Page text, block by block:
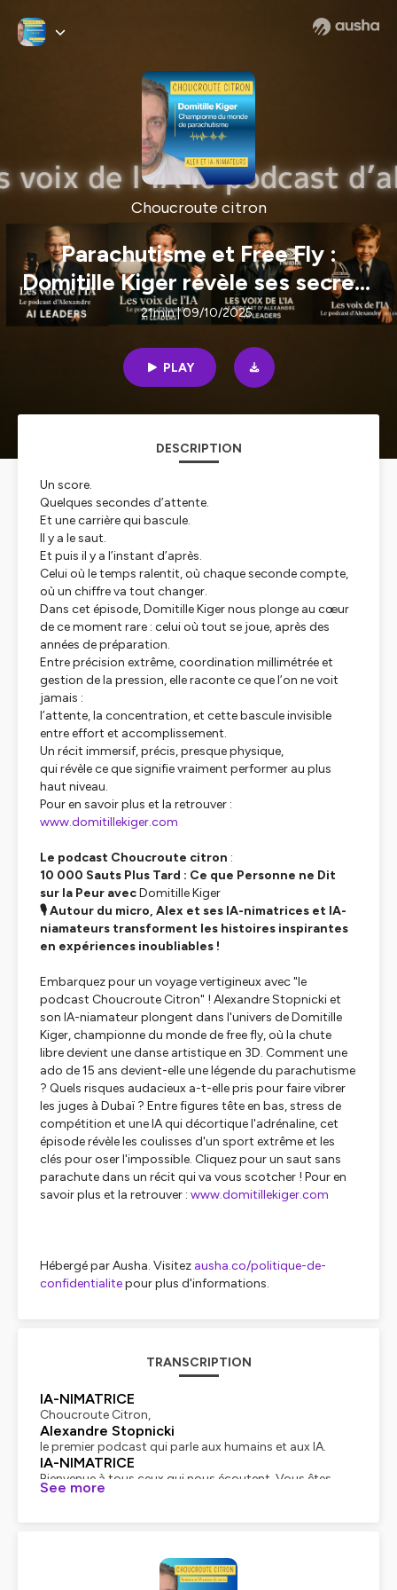
Choucroute citron
Parachutisme et Free Fly :
Domitille Kiger révèle ses secrets
de championne du monde.
21min | 09/10/2025
PLAY
DESCRIPTION
Un score.
Quelques secondes d’attente.
Et une carrière qui bascule.
Il y a le saut.
Et puis il y a l’instant d’après.
Celui où le temps ralentit, où chaque seconde compte,
où un chiffre va tout changer.
Dans cet épisode, Domitille Kiger nous plonge au cœur
de ce moment rare : celui où tout se joue, après des
années de préparation.
Entre précision extrême, coordination millimétrée et
gestion de la pression, elle raconte ce que l’on ne voit
jamais :
l’attente, la concentration, et cette bascule invisible
entre effort et accomplissement.
Un récit immersif, précis, presque physique,
qui révèle ce que signifie vraiment performer au plus
haut niveau.
Pour en savoir plus et la retrouver :
www.domitillekiger.com
Le podcast Choucroute citron :
10 000 Sauts Plus Tard : Ce que Personne ne Dit
sur la Peur avecDomitille Kiger
🎙️ Autour du micro, Alex et ses IA-nimatrices et IA-
niamateurs transforment les histoires inspirantes
en expériences inoubliables !
Embarquez pour un voyage vertigineux avec "le
podcast Choucroute Citron" ! Alexandre Stopnicki et
son IA-niamateur plongent dans l'univers de Domitille
Kiger, championne du monde de free fly, où la chute
libre devient une danse artistique en 3D. Comment une
ado de 15 ans devient-elle une légende du parachutisme
? Quels risques audacieux a-t-elle pris pour faire vibrer
les juges à Dubaï ? Entre figures tête en bas, stress de
compétition et une IA qui décortique l'adrénaline, cet
épisode révèle les coulisses d'un sport extrême et les
clés pour oser l'impossible. Cliquez pour un saut sans
parachute dans un récit qui va vous scotcher ! Pour en
savoir plus et la retrouver : www.domitillekiger.com
Hébergé par Ausha. Visitez ausha.co/politique-de-
confidentialitepour plus d'informations.
TRANSCRIPTION
IA-NIMATRICE
Choucroute Citron,
Alexandre Stopnicki
le premier podcast qui parle aux humains et aux IA.
IA-NIMATRICE
Bienvenue à tous ceux qui nous écoutent. Vous êtes
avec les IA d'Alexandre Stopnicki, qui a spécialement
incroyable. Elle est championne du monde de
parachutisme. C'est quand même quelque chose
d'extraordinaire. Ça t'évoque quoi le parachute pour toi
See more